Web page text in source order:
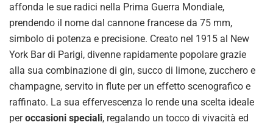
affonda le sue radici nella Prima Guerra Mondiale,
prendendo il nome dal cannone francese da 75 mm,
simbolo di potenza e precisione. Creato nel 1915 al New
York Bar di Parigi, divenne rapidamente popolare grazie
alla sua combinazione di gin, succo di limone, zucchero e
champagne, servito in flute per un effetto scenografico e
raffinato. La sua effervescenza lo rende una scelta ideale
peroccasioni speciali, regalando un tocco di vivacità ed